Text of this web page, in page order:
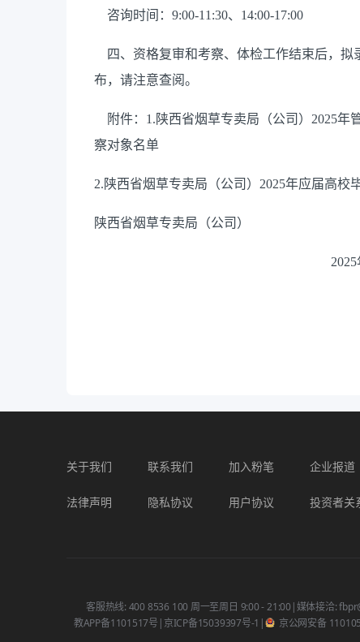
咨询时间： 9:00-11:30、 14:00-17:00
四、资格复审和考察、体检工作结束后，拟
布，请注意查阅。
附件： 1.陕西省烟草专卖局（公司） 2025年
察对象名单
2.陕西省烟草专卖局（公司） 2025年应届高校
陕西省烟草专卖局（公司）
2025
关于我们 联系我们 加入粉笔 企业报道
法律声明 隐私协议 用户协议 投资者关
客服热线: 400 8536 100 周一至周日 9:00 - 21:00 |媒体接洽:
教APP备1101517号 | 京ICP备15039397号-1 | 京公网安备